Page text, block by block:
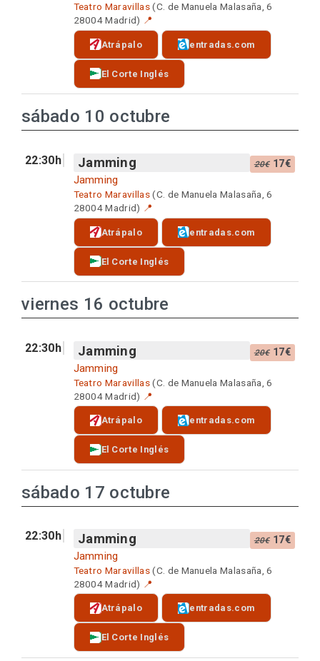
Teatro Maravillas(C. de Manuela Malasaña, 6
28004 Madrid) 📍
Atrápalo entradas.com
El Corte Inglés
sábado 10 octubre
22:30h Jamming 20€17€
Jamming
Teatro Maravillas(C. de Manuela Malasaña, 6
28004 Madrid) 📍
Atrápalo entradas.com
El Corte Inglés
viernes 16 octubre
22:30h Jamming 20€17€
Jamming
Teatro Maravillas(C. de Manuela Malasaña, 6
28004 Madrid) 📍
Atrápalo entradas.com
El Corte Inglés
sábado 17 octubre
22:30h Jamming 20€17€
Jamming
Teatro Maravillas(C. de Manuela Malasaña, 6
28004 Madrid) 📍
Atrápalo entradas.com
El Corte Inglés